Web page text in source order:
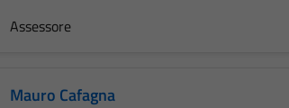
Assessore
Mauro Cafagna